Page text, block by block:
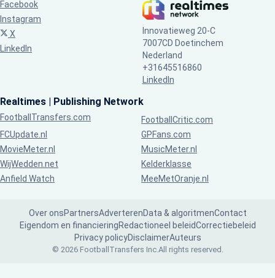
Facebook
Instagram
X
LinkedIn
Innovatieweg 20-C
7007CD Doetinchem
Nederland
+31645516860
LinkedIn
Realtimes | Publishing Network
FootballTransfers.com
FootballCritic.com
FCUpdate.nl
GPFans.com
MovieMeter.nl
MusicMeter.nl
WijWedden.net
Kelderklasse
Anfield Watch
MeeMetOranje.nl
Over onsPartnersAdverterenData & algoritmenContact
Eigendom en financieringRedactioneel beleidCorrectiebeleid
Privacy policyDisclaimerAuteurs
© 2026 FootballTransfers Inc.All rights reserved.